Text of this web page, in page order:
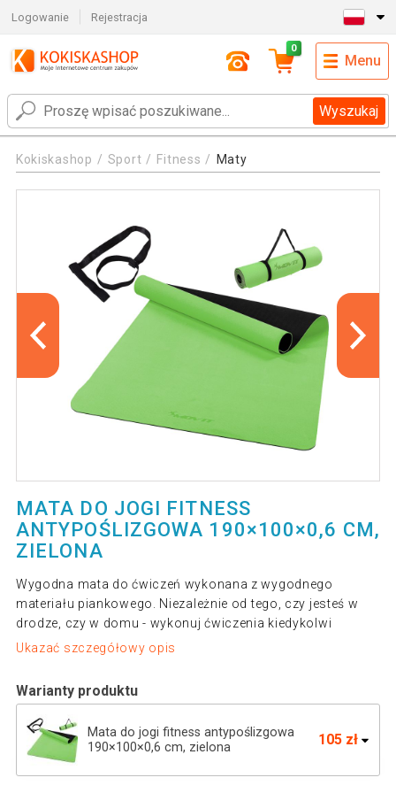
Logowanie Rejestracja
Wyszukaj
0
Menu
Kokiskashop Sport Fitness Maty
MATA DO JOGI FITNESS
ANTYPOŚLIZGOWA 190×100×0,6 CM,
ZIELONA
Wygodna mata do ćwiczeń wykonana z wygodnego
materiału piankowego. Niezależnie od tego, czy jesteś w
drodze, czy w domu - wykonuj ćwiczenia kiedykolwi
Ukazać szczegółowy opis
Warianty produktu
Mata do jogi fitness antypoślizgowa
190×100×0,6 cm, zielona
105 zł